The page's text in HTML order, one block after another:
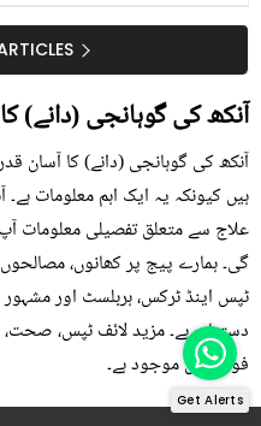
سستا اور قدرتی حل
آنکھ کی گوہانجی (دانے)
آنکھ کی گوہانجی (دانے) کا آسان
ہیں کیونکہ یہ ایک اہم معلومات
علاج سے متعلق تفصیلی معلومات
گی۔ ہمارے پیج پر کھانوں،
ٹپس اینڈ ٹرکس، ہربلسٹ اور
دستیاب ہے۔ مزید لائف ٹپس، صحت،
فوڈز میں موجود ہے۔
Get Alerts